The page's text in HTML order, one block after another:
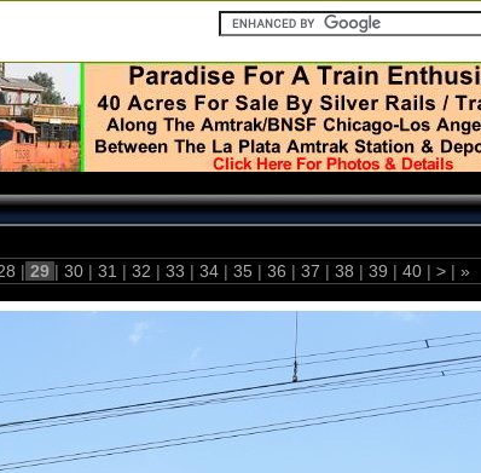
| 29 | 30 | 31 | 32 | 33 | 34 | 35 | 36 | 37 | 38 | 39 | 40 | > | »